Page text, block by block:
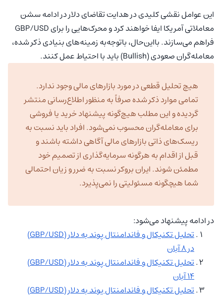
این عوامل نقشی کلیدی در هدایت تقاضای دلار در ادامه سشن
معاملاتی آمریکا ایفا خواهند کرد و محرک‌هایی را برای GBP/USD
فراهم می‌سازند. بااین‌حال، باتوجه‌به زمینه‌های بنیادی ذکر شده،
معامله‌گران صعودی (Bullish) باید با احتیاط عمل کنند.
هیچ تحلیل قطعی در مورد بازارهای مالی وجود ندارد.
تمامی موارد ذکر شده صرفاً به منظور اطلاع‌رسانی منتشر
گردیده و این مطلب هیچ‌گونه پیشنهاد خرید یا فروشی
برای معامله‌گران محسوب نمی‌شود. افراد باید نسبت به
ریسک‌های ذاتی بازارهای مالی آگاهی داشته باشند و
قبل از اقدام به هرگونه سرمایه‌گذاری از تصمیم خود
مطمئن شوند. ایران بروکر نسبت به ضرر و زیان احتمالی
شما هیچگونه مسئولیتی را نمی‌پذیرد.
در ادامه پیشنهاد می‌شود:
تحلیل تکنیکال و فاندامنتال پوند به دلار (GBP/USD)
در ۸ آبان
تحلیل تکنیکال و فاندامنتال پوند به دلار (GBP/USD)
۱۴ آبان
تحلیل تکنیکال و فاندامنتال پوند به دلار (GBP/USD)